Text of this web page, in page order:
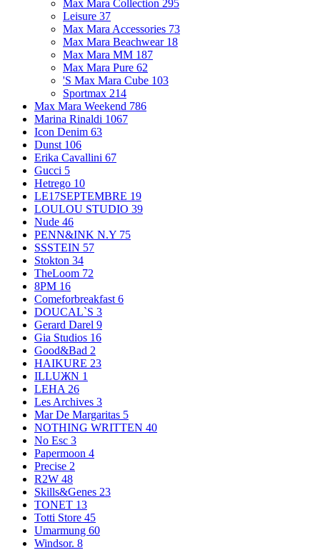
Max Mara Collection 295
Leisure 37
Max Mara Accessories 73
Max Mara Beachwear 18
Max Mara MM 187
Max Mara Pure 62
'S Max Mara Cube 103
Sportmax 214
Max Mara Weekend 786
Marina Rinaldi 1067
Icon Denim 63
Dunst 106
Erika Cavallini 67
Gucci 5
Hetrego 10
LE17SEPTEMBRE 19
LOULOU STUDIO 39
Nude 46
PENN&INK N.Y 75
SSSTEIN 57
Stokton 34
TheLoom 72
8PM 16
Comeforbreakfast 6
DOUCAL`S 3
Gerard Darel 9
Gia Studios 16
Good&Bad 2
HAIKURE 23
ILLUЖN 1
LEHA 26
Les Archives 3
Mar De Margaritas 5
NOTHING WRITTEN 40
No Esc 3
Papermoon 4
Precise 2
R2W 48
Skills&Genes 23
TONET 13
Totti Store 45
Umarmung 60
Windsor. 8